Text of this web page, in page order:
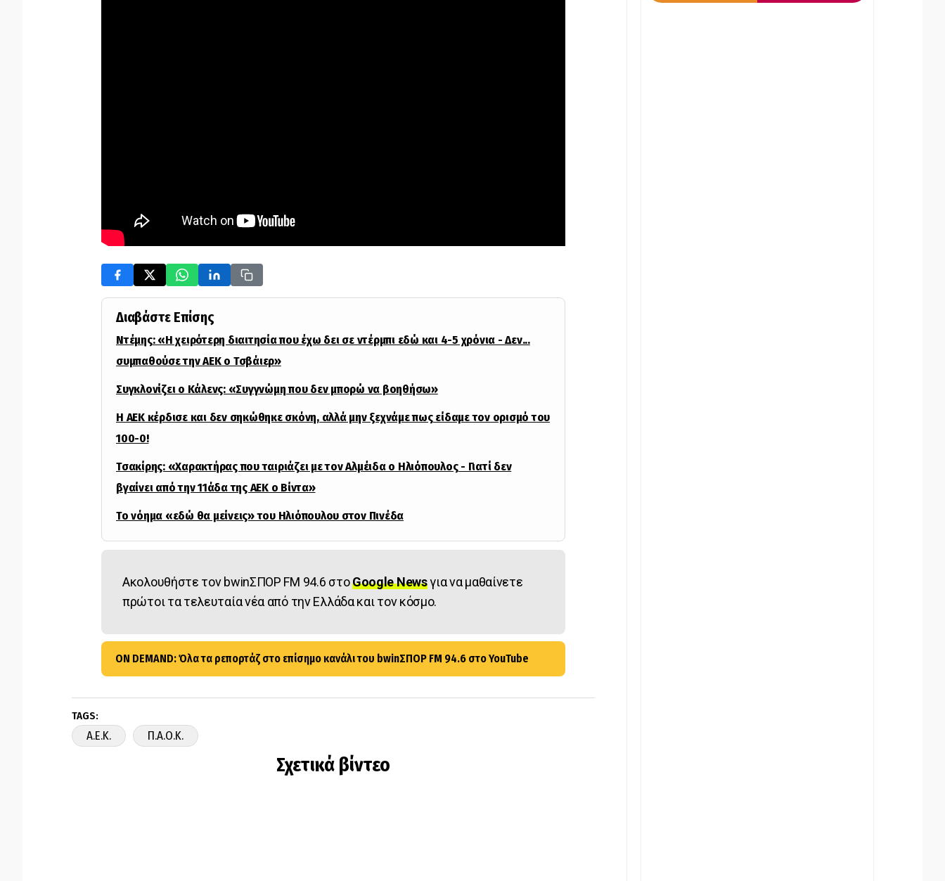
Διαβάστε Επίσης
Ντέμης: «Η χειρότερη διαιτησία που έχω δει σε ντέρμπι εδώ και 4-5 χρόνια - Δεν...
συμπαθούσε την ΑΕΚ ο Τσβάιερ»
Συγκλονίζει ο Κάλενς: «Συγγνώμη που δεν μπορώ να βοηθήσω»
Η ΑΕΚ κέρδισε και δεν σηκώθηκε σκόνη, αλλά μην ξεχνάμε πως είδαμε τον ορισμό του
100-0!
Τσακίρης: «Χαρακτήρας που ταιριάζει με τον Αλμέιδα ο Ηλιόπουλος - Γιατί δεν
βγαίνει από την 11άδα της ΑΕΚ ο Βίντα»
Το νόημα «εδώ θα μείνεις» του Ηλιόπουλου στον Πινέδα
Ακολουθήστε τον bwinΣΠΟΡ FM 94.6 στοGoogle Newsγια να μαθαίνετε
πρώτοι τα τελευταία νέα από την Ελλάδα και τον κόσμο.
ON DEMAND: Όλα τα ρεπορτάζ στο επίσημο κανάλι του bwinΣΠΟΡ FM 94.6 στο YouTube
TAGS:
A.E.K. Π.Α.Ο.Κ.
Σχετικά βίντεο